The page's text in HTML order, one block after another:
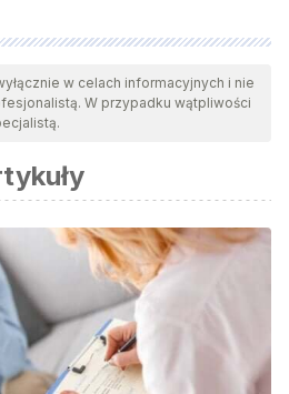
zostały gruntownie
zespół w celu zapewnienia ich
i ważności. Bibliografia
Injury. InNeurological Disorders:
Edition.
012125831-3/50205-7
M. (2003). Dizziness and
injury: Characteristic features
joint position error.
Journal of
w celach informacyjnych i nie
W przypadku wątpliwości